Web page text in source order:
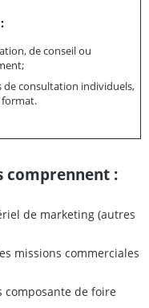
de conseil ou
de consultation individuels,
format.
comprennent :
de marketing (autres
missions commerciales
composante de foire